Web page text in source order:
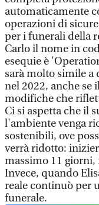
automaticamente
operazioni di
per i funerali della
Carlo il nome in
esequie è
sarà molto simile a
nel 2022, anche se
modifiche che
Ci si aspetta che il
l'ambiente venga
sostenibili, ove
verrà ridotto:
massimo 11 giorni,
Invece, quando
reale continuò per
funerale.